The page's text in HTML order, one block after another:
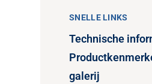
SNELLE LINKS
Technische
galerij